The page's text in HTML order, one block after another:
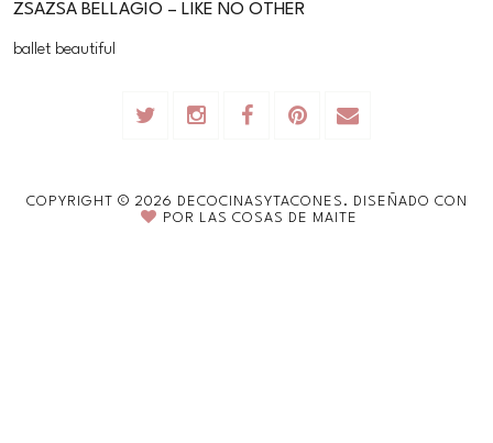
ZSAZSA BELLAGIO – LIKE NO OTHER
ballet beautiful
COPYRIGHT © 2026 DECOCINASYTACONES.
DISEÑADO CON
POR
LAS COSAS DE MAITE